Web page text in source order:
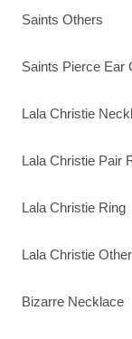
Saints Others
Saints Pierce Ear
Lala Christie
Lala Christie Pair
Lala Christie Ring
Lala Christie Other
Bizarre Necklace